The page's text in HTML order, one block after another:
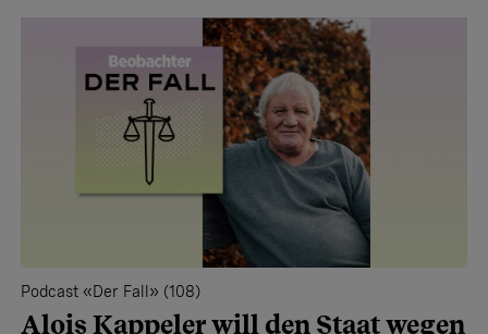
Podcast «Der Fall» (108)
Alois Kappeler will den Staat wegen